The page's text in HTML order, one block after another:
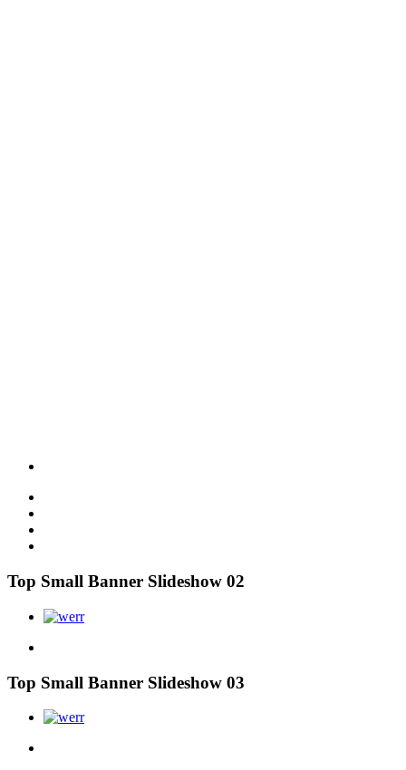
Top Small Banner Slideshow 02
Top Small Banner Slideshow 03